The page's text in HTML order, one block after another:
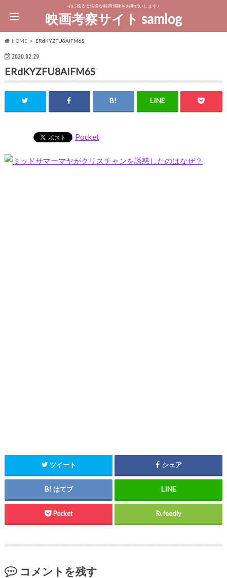
心に残る＆快適な映画体験をお手伝いします♪
映画考察サイト samlog
HOME ERdKYZFU8AIFM6S
2020.02.29
ERdKYZFU8AIFM6S
Pocket
ツイート シェア
はてブ
Pocket feedly
コメントを残す